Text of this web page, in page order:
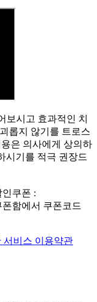
시고 효과적인 치
롭지 않기를 트로스
은 의사에게 상의하
시기를 적극 권장드
쿠폰 :
함에서 쿠폰코드
서비스 이용약관